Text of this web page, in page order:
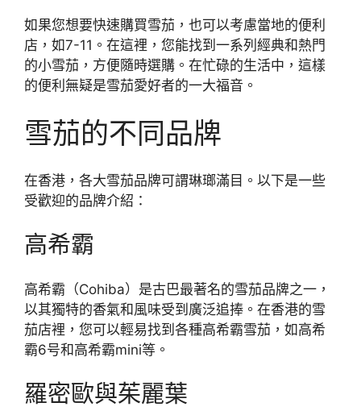
如果您想要快速購買雪茄，也可以考慮當地的便利
店，如7-11。在這裡，您能找到一系列經典和熱門
的小雪茄，方便隨時選購。在忙碌的生活中，這樣
的便利無疑是雪茄愛好者的一大福音。
雪茄的不同品牌
在香港，各大雪茄品牌可謂琳瑯滿目。以下是一些
受歡迎的品牌介紹：
高希霸
高希霸（Cohiba）是古巴最著名的雪茄品牌之一，
以其獨特的香氣和風味受到廣泛追捧。在香港的雪
茄店裡，您可以輕易找到各種高希霸雪茄，如高希
霸6号和高希霸mini等。
羅密歐與茱麗葉